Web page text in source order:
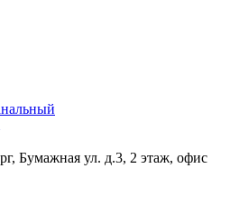
Бумажная ул. д.3, 2 этаж, офис